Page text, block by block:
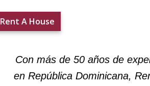
Rent A House
Con más de 50 años de
en República Dominicana,